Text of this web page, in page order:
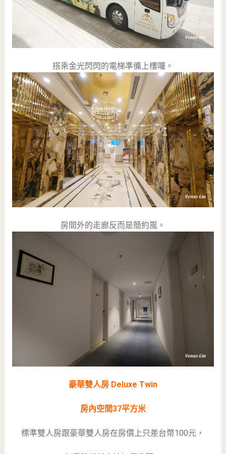
搭乘金光閃閃的電梯準備上樓囉。
房間外的走廊反而是簡約風。
豪華雙人房 Deluxe Twin
房內空間37平方米
標準雙人房跟豪華雙人房在房價上只差台幣100元，